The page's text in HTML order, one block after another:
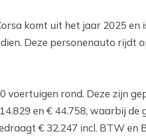
komt uit het jaar 2025 en
Deze personenauto rijdt
voertuigen rond. Deze zijn
en € 44.758, waarbij de
€ 32.247 incl. BTW en